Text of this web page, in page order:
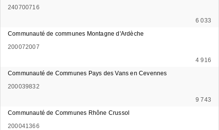
240700716
6 033
Communauté de communes Montagne d'Ardèche
200072007
4 916
Communauté de Communes Pays des Vans en Cevennes
200039832
9 743
Communauté de Communes Rhône Crussol
200041366